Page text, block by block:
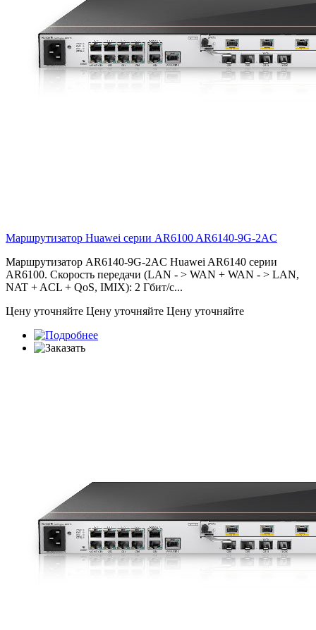
Маршрутизатор Huawei серии AR6100 AR6140-9G-2AC
Маршрутизатор AR6140-9G-2AC Huawei AR6140 серии
AR6100. Скорость передачи (LAN - > WAN + WAN - > LAN,
NAT + ACL + QoS, IMIX): 2 Гбит/с...
Цену уточняйте Цену уточняйте Цену уточняйте